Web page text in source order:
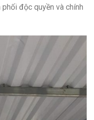
độc quyền và chính